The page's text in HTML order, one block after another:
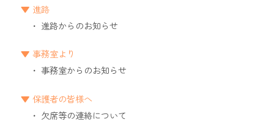
進路
進路からのお知らせ
事務室より
事務室からのお知らせ
保護者の皆様へ
欠席等の連絡について